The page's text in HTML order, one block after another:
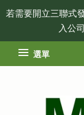
若需要開立三聯式
入公
選單